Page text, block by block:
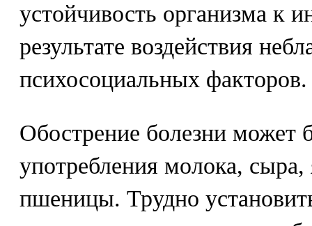
устойчивость организма к
результате воздействия
психосоциальных факторов.
Обострение болезни может
употребления молока, сыра,
пшеницы. Трудно